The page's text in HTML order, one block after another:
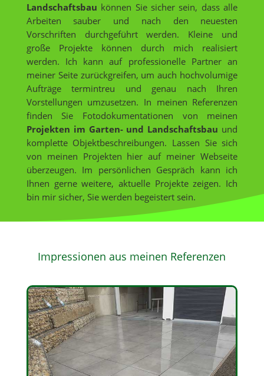
Landschaftsbau können Sie sicher sein, dass alle
Arbeiten sauber und nach den neuesten
Vorschriften durchgeführt werden. Kleine und
große Projekte können durch mich realisiert
werden. Ich kann auf professionelle Partner an
meiner Seite zurückgreifen, um auch hochvolumige
Aufträge termintreu und genau nach Ihren
Vorstellungen umzusetzen. In meinen Referenzen
finden Sie Fotodokumentationen von meinen
Projekten im Garten- und Landschaftsbau und
komplette Objektbeschreibungen. Lassen Sie sich
von meinen Projekten hier auf meiner Webseite
überzeugen. Im persönlichen Gespräch kann ich
Ihnen gerne weitere, aktuelle Projekte zeigen. Ich
bin mir sicher, Sie werden begeistert sein.
Impressionen aus meinen Referenzen